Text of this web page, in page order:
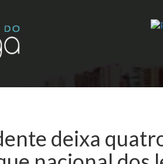
deixa